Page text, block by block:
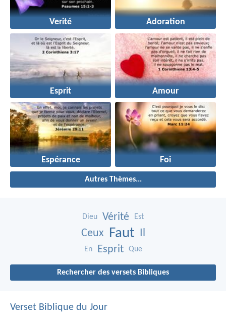
Verité Adoration
Esprit Amour
Espérance Foi
Autres Thèmes...
Dieu Vérité Est
Ceux Faut Il
En Esprit Que
Rechercher des versets Bibliques
Verset Biblique du Jour